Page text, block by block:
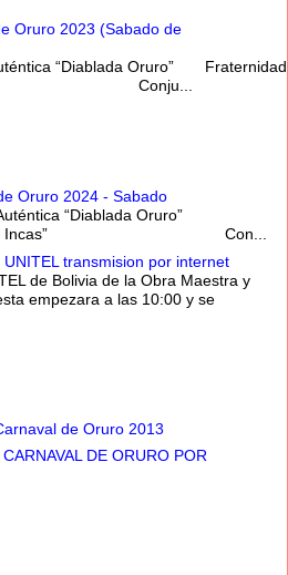
Oruro 2023 (Sabado de
“Diablada Oruro” Fraternidad
Incas” Conju...
Oruro 2024 - Sabado
“Diablada Oruro”
Sol “Los Incas” Con...
transmision por internet
de Bolivia de la Obra Maestra y
empezara a las 10:00 y se
de Oruro 2013
DE ORURO POR